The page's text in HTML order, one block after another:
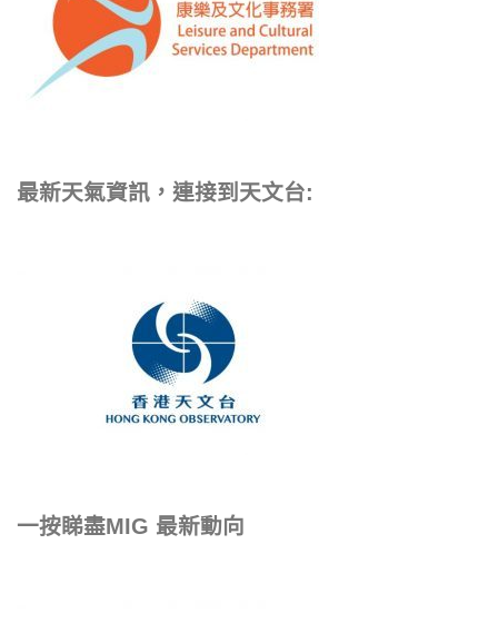
最新天氣資訊，連接到天文台:
一按睇盡MIG 最新動向